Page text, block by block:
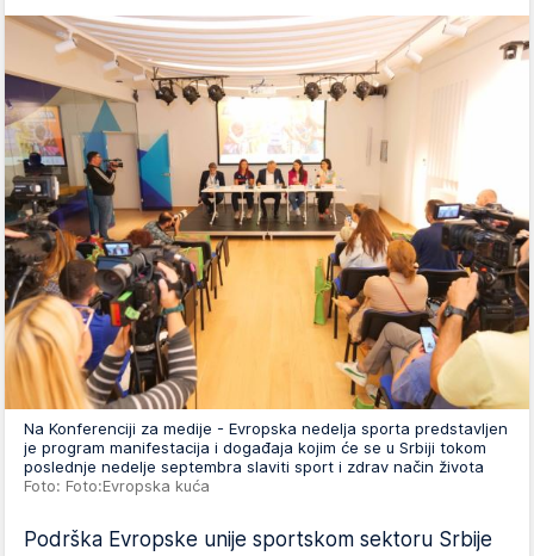
Na Konferenciji za medije - Evropska nedelja sporta predstavljen
je program manifestacija i događaja kojim će se u Srbiji tokom
poslednje nedelje septembra slaviti sport i zdrav način života
Foto: Foto:Evropska kuća
Podrška Evropske unije sportskom sektoru Srbije